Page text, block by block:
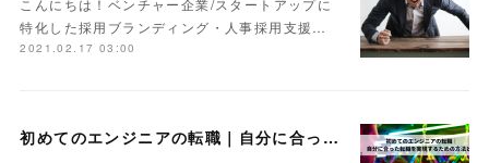
こんにちは！ベンチャー企業/スタートアップに
特化した採用ブランディング・人事採用支援…
2021.02.17 03:00
初めてのエンジニアの転職｜自分に合った転職を実現するための方法とは